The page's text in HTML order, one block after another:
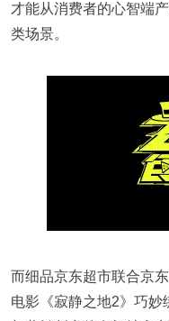
才能从消费者的心智端
类场景。
而细品京东超市联合京
电影《寂静之地2》巧妙